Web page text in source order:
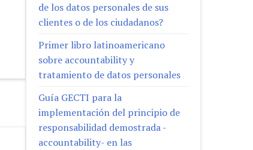
de los datos personales de sus
clientes o de los ciudadanos?
Primer libro latinoamericano
sobre accountability y
tratamiento de datos personales
Guía GECTI para la
implementación del principio de
responsabilidad demostrada -
accountability- en las